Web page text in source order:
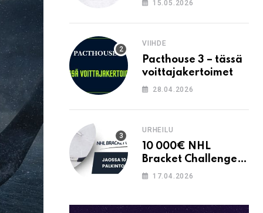
15.05.2026
VIIHDE
Pacthouse 3 – tässä
voittajakertoimet
28.04.2026
URHEILU
10 000€ NHL
Bracket Challenge –
pystytkö
17.04.2026